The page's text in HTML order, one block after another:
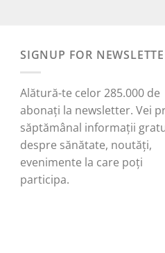
SIGNUP FOR
Alătură-te celor 285.000 de
abonați la newsletter. Vei
săptămânal informații
despre sănătate, noutăți,
evenimente la care poți
participa.